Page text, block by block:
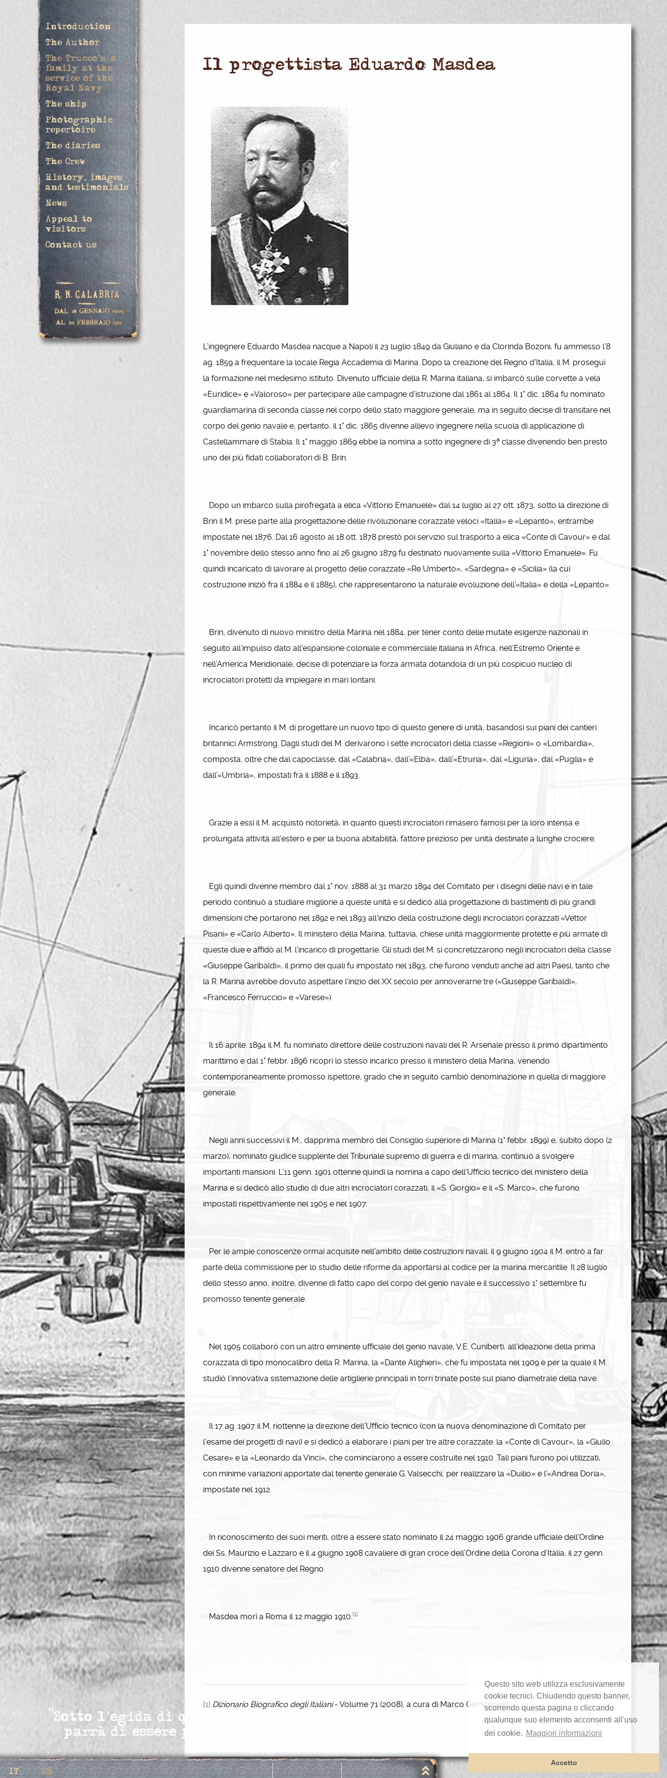
Questo sito web utilizza esclusivamente
cookie tecnici. Chiudendo questo banner,
scorrendo questa pagina o cliccando
qualunque suo elemento acconsenti all’uso
dei cookie. Maggiori informazioni
Accetto
Introduction
The Author
The Trucco's, a
family at the
service of the
Royal Navy
The ship
Photographic
repertoire
The diaries
The Crew
History, images
and testimonials
News
Appeal to
visitors
Contact us
Il progettista Eduardo Masdea
L’ingegnere Eduardo Masdea nacque a Napoli il 23 luglio 1849 da Giuliano e da Clorinda Bozoni, fu ammesso l’8
ag. 1859 a frequentare la locale Regia Accademia di Marina. Dopo la creazione del Regno d’Italia, il M. proseguì
la formazione nel medesimo istituto. Divenuto ufficiale della R. Marina italiana, si imbarcò sulle corvette a vela
«Euridice» e «Valoroso» per partecipare alle campagne d’istruzione dal 1861 al 1864. Il 1° dic. 1864 fu nominato
guardiamarina di seconda classe nel corpo dello stato maggiore generale, ma in seguito decise di transitare nel
corpo del genio navale e, pertanto, il 1° dic. 1865 divenne allievo ingegnere nella scuola di applicazione di
Castellammare di Stabia. Il 1° maggio 1869 ebbe la nomina a sotto ingegnere di 3ª classe divenendo ben presto
uno dei più fidati collaboratori di B. Brin.
Dopo un imbarco sulla pirofregata a elica «Vittorio Emanuele» dal 14 luglio al 27 ott. 1873, sotto la direzione di
Brin il M. prese parte alla progettazione delle rivoluzionarie corazzate veloci «Italia» e «Lepanto», entrambe
impostate nel 1876. Dal 16 agosto al 18 ott. 1878 prestò poi servizio sul trasporto a elica «Conte di Cavour» e dal
1° novembre dello stesso anno fino al 26 giugno 1879 fu destinato nuovamente sulla «Vittorio Emanuele». Fu
quindi incaricato di lavorare al progetto delle corazzate «Re Umberto», «Sardegna» e «Sicilia» (la cui
costruzione iniziò fra il 1884 e il 1885), che rappresentarono la naturale evoluzione dell’«Italia» e della «Lepanto».
Brin, divenuto di nuovo ministro della Marina nel 1884, per tener conto delle mutate esigenze nazionali in
seguito all’impulso dato all’espansione coloniale e commerciale italiana in Africa, nell’Estremo Oriente e
nell’America Meridionale, decise di potenziare la forza armata dotandola di un più cospicuo nucleo di
incrociatori protetti da impiegare in mari lontani.
Incaricò pertanto il M. di progettare un nuovo tipo di questo genere di unità, basandosi sui piani dei cantieri
britannici Armstrong. Dagli studi del M. derivarono i sette incrociatori della classe «Regioni» o «Lombardia»,
composta, oltre che dal capoclasse, dal «Calabria», dall’«Elba», dall’«Etruria», dal «Liguria», dal «Puglia» e
dall’«Umbria», impostati fra il 1888 e il 1893.
Grazie a essi il M. acquistò notorietà, in quanto questi incrociatori rimasero famosi per la loro intensa e
prolungata attività all’estero e per la buona abitabilità, fattore prezioso per unità destinate a lunghe crociere.
Egli quindi divenne membro dal 1° nov. 1888 al 31 marzo 1894 del Comitato per i disegni delle navi e in tale
periodo continuò a studiare migliorie a queste unità e si dedicò alla progettazione di bastimenti di più grandi
dimensioni che portarono nel 1892 e nel 1893 all’inizio della costruzione degli incrociatori corazzati «Vettor
Pisani» e «Carlo Alberto». Il ministero della Marina, tuttavia, chiese unità maggiormente protette e più armate di
queste due e affidò al M. l’incarico di progettarle. Gli studi del M. si concretizzarono negli incrociatori della classe
«Giuseppe Garibaldi», il primo dei quali fu impostato nel 1893, che furono venduti anche ad altri Paesi, tanto che
la R. Marina avrebbe dovuto aspettare l’inizio del XX secolo per annoverarne tre («Giuseppe Garibaldi»,
«Francesco Ferruccio» e «Varese»).
Il 16 aprile. 1894 il M. fu nominato direttore delle costruzioni navali del R. Arsenale presso il primo dipartimento
marittimo e dal 1° febbr. 1896 ricoprì lo stesso incarico presso il ministero della Marina, venendo
contemporaneamente promosso ispettore, grado che in seguito cambiò denominazione in quella di maggiore
generale.
Negli anni successivi il M., dapprima membro del Consiglio superiore di Marina (1° febbr. 1899) e, subito dopo (2
marzo), nominato giudice supplente del Tribunale supremo di guerra e di marina, continuò a svolgere
importanti mansioni. L’11 genn. 1901 ottenne quindi la nomina a capo dell’Ufficio tecnico del ministero della
Marina e si dedicò allo studio di due altri incrociatori corazzati, il «S. Giorgio» e il «S. Marco», che furono
impostati rispettivamente nel 1905 e nel 1907.
Per le ampie conoscenze ormai acquisite nell’ambito delle costruzioni navali, il 9 giugno 1904 il M. entrò a far
parte della commissione per lo studio delle riforme da apportarsi al codice per la marina mercantile. Il 28 luglio
dello stesso anno, inoltre, divenne di fatto capo del corpo del genio navale e il successivo 1° settembre fu
promosso tenente generale.
Nel 1905 collaborò con un altro eminente ufficiale del genio navale, V.E. Cuniberti, all’ideazione della prima
corazzata di tipo monocalibro della R. Marina, la «Dante Alighieri», che fu impostata nel 1909 e per la quale il M.
studiò l’innovativa sistemazione delle artiglierie principali in torri trinate poste sul piano diametrale della nave.
Il 17 ag. 1907 il M. riottenne la direzione dell’Ufficio tecnico (con la nuova denominazione di Comitato per
l’esame dei progetti di navi) e si dedicò a elaborare i piani per tre altre corazzate: la «Conte di Cavour», la «Giulio
Cesare» e la «Leonardo da Vinci», che cominciarono a essere costruite nel 1910. Tali piani furono poi utilizzati,
con minime variazioni apportate dal tenente generale G. Valsecchi, per realizzare la «Duilio» e l’«Andrea Doria»,
impostate nel 1912.
In riconoscimento dei suoi meriti, oltre a essere stato nominato il 24 maggio 1906 grande ufficiale dell’Ordine
dei Ss. Maurizio e Lazzaro e il 4 giugno 1908 cavaliere di gran croce dell’Ordine della Corona d’Italia, il 27 genn.
1910 divenne senatore del Regno.
Masdea morì a Roma il 12 maggio 1910.[1]
[1] Dizionario Biografico degli Italiani- Volume 71 (2008), a cura di Marco Gemigmani.
Select your language
IT EN